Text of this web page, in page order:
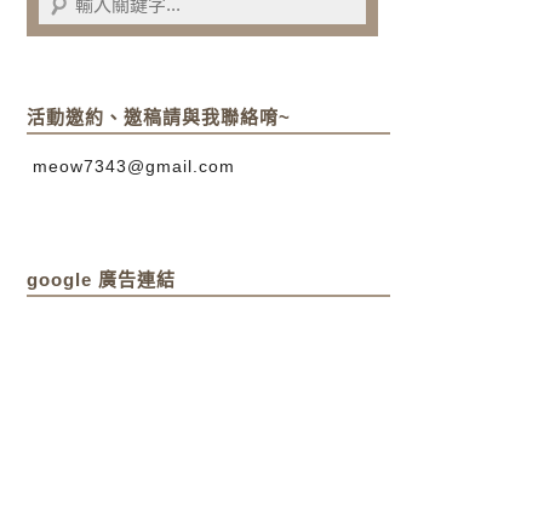
活動邀約、邀稿請與我聯絡唷~
meow7343@gmail.com
google 廣告連結